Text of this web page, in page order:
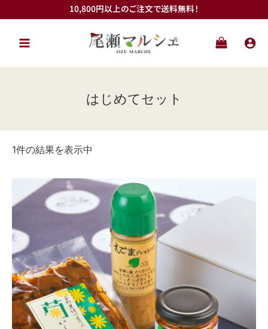
容
キ
10,800円以上のご注文で送料無料！
はじめてセット
1件の結果を表示中
価
価